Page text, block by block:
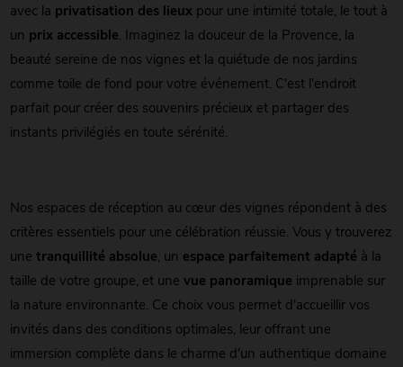
avec la privatisation des lieux pour une intimité totale, le tout à
un prix accessible. Imaginez la douceur de la Provence, la
beauté sereine de nos vignes et la quiétude de nos jardins
comme toile de fond pour votre événement. C'est l'endroit
parfait pour créer des souvenirs précieux et partager des
instants privilégiés en toute sérénité.
Nos espaces de réception au cœur des vignes répondent à des
critères essentiels pour une célébration réussie. Vous y trouverez
unetranquillité absolue, un espace parfaitement adapté à la
taille de votre groupe, et unevue panoramique imprenable sur
la nature environnante. Ce choix vous permet d'accueillir vos
invités dans des conditions optimales, leur offrant une
immersion complète dans le charme d'un authentique domaine